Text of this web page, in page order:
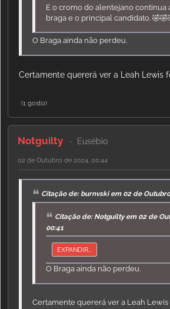
E o cromo do alentejano continua
braga e o principal candidato.
O Braga ainda não perdeu.
Certamente quererá ver a Leah Lewis
(1 gosto)
Notguilty Eusébio
02 de Outubro de 2024, 00:44
Citação de: burnvski em 02 de
Citação de: Notguilty em 02 de
00:41
EXPANDIR...
O Braga ainda não perdeu.
Certamente quererá ver a Leah Lewis